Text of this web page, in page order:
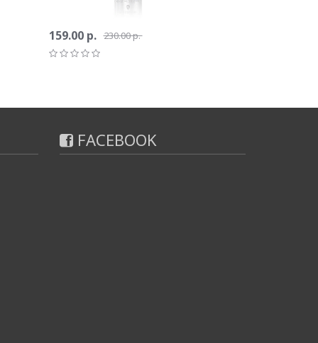
159.00 р. 230.00 р.
FACEBOOK